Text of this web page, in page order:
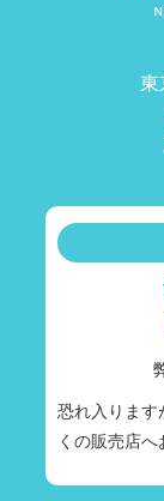
東
恐れ入ります
くの販売店へ